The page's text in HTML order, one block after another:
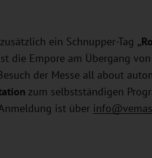
ein Schnupper-Tag
die Empore am Übergang von
der Messe all about
zum selbstständigen
ist über